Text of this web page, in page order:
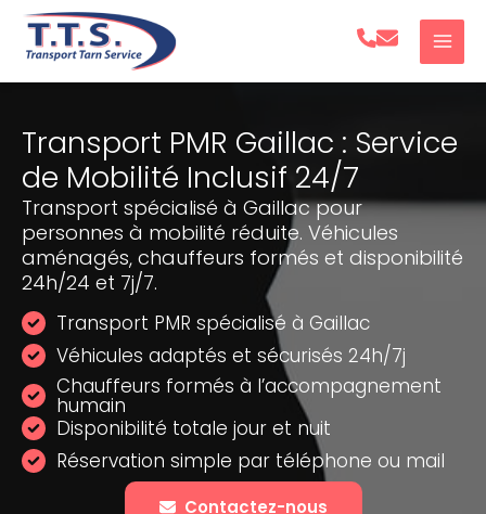
Aller
Transport PMR Gaillac : Service
de Mobilité Inclusif 24/7
Transport spécialisé à Gaillac pour
personnes à mobilité réduite. Véhicules
aménagés, chauffeurs formés et disponibilité
24h/24 et 7j/7.
Transport PMR spécialisé à Gaillac
Véhicules adaptés et sécurisés 24h/7j
Chauffeurs formés à l’accompagnement
humain
Disponibilité totale jour et nuit
Réservation simple par téléphone ou mail
Contactez-nous